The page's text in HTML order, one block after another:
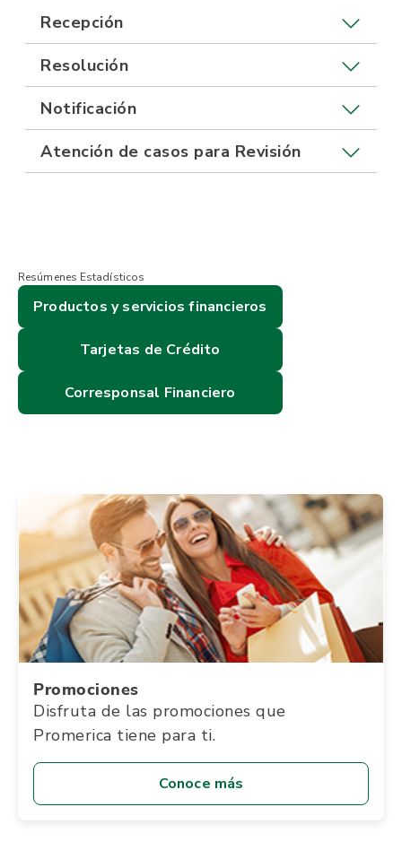
Recepción
Resolución
Notificación
Atención de casos para Revisión
Resúmenes Estadísticos
Productos y servicios financieros
Tarjetas de Crédito
Corresponsal Financiero
Promociones
Disfruta de las promociones que
Promerica tiene para ti.
Conoce más